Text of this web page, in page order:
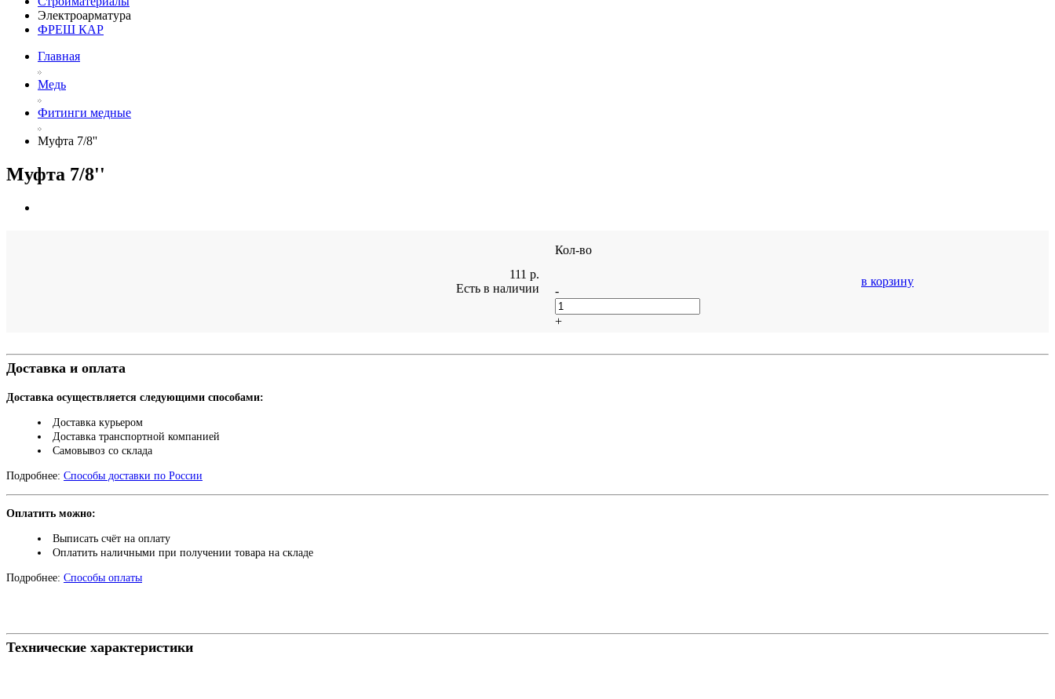
Электроарматура
ФРЕШ КАР
Главная
Медь
Фитинги медные
Муфта 7/8''
Муфта 7/8''
111 р.
Есть в наличии
Кол-во
-
+
в корзину
Доставка и оплата
Доставка осуществляется следующими способами:
Доставка курьером
Доставка транспортной компанией
Самовывоз со склада
Подробнее: Способы доставки по России
Оплатить можно:
Выписать счёт на оплату
Оплатить наличными при получении товара на складе
Подробнее: Способы оплаты
Технические характеристики